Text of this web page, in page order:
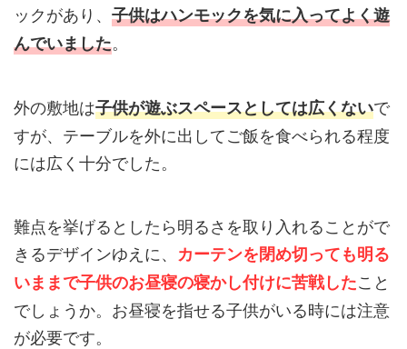
ックがあり、 子供はハンモックを気に入ってよく遊
んでいました。
外の敷地は子供が遊ぶスペースとしては広くないで
すが、テーブルを外に出してご飯を食べられる程度
には広く十分でした。
難点を挙げるとしたら明るさを取り入れることがで
きるデザインゆえに、 カーテンを閉め切っても明る
いままで子供のお昼寝の寝かし付けに苦戦したこと
でしょうか。お昼寝を指せる子供がいる時には注意
が必要です。